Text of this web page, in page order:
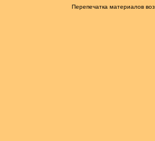
Перепечатка материалов